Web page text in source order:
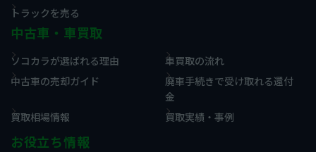
トラックを売る
中古車・車買取
ソコカラが選ばれる理由
車買取の流れ
中古車の売却ガイド
廃車手続きで受け取れる還付
金
買取相場情報
買取実績・事例
お役立ち情報